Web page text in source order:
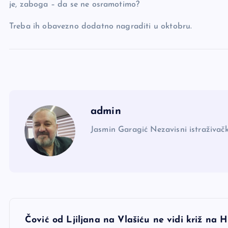
je, zaboga – da se ne osramotimo?
Treba ih obavezno dodatno nagraditi u oktobru.
admin
Jasmin Garagić Nezavisni
NČović od Ljiljana na Vlašiću ne vidi križ na